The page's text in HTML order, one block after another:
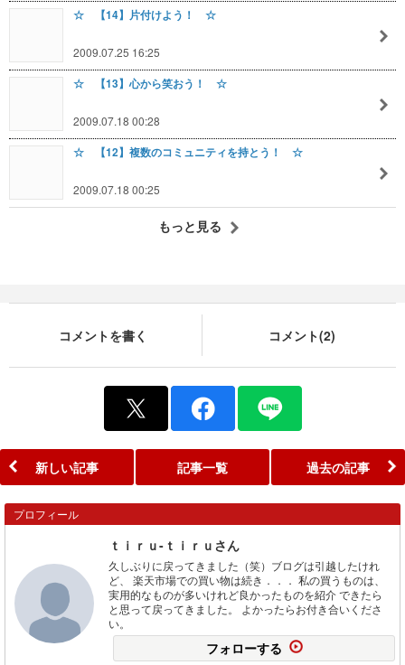
☆ 【14】片付けよう！ ☆
2009.07.25 16:25
☆ 【13】心から笑おう！ ☆
2009.07.18 00:28
☆ 【12】複数のコミュニティを持とう！ ☆
2009.07.18 00:25
もっと見る
コメントを書く コメント(2)
新しい記事 記事一覧 過去の記事
プロフィール
ｔｉｒｕ-ｔｉｒｕさん
久しぶりに戻ってきました（笑）ブログは引越したけれ
ど、 楽天市場での買い物は続き．．． 私の買うものは、
実用的なものが多いけれど良かったものを紹介 できたら
と思って戻ってきました。 よかったらお付き合いくださ
い。
フォローする